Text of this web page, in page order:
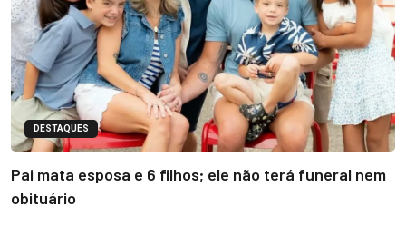
DESTAQUES
Pai mata esposa e 6 filhos; ele não terá funeral nem
obituário